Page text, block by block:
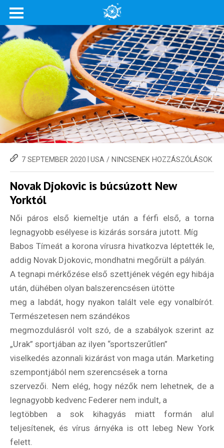
7 SEPTEMBER 2020 USA / NINCSENEK HOZZÁSZÓLÁSOK
Novak Djokovic is búcsúzott New
Yorktól
Női páros első kiemeltje után a férfi első, a torna
legnagyobb esélyese is kizárás sorsára jutott. Míg
Babos Tímeát a korona vírusra hivatkozva léptették le,
addig Novak Djokovic, mondhatni megőrült a pályán.
A tegnapi mérkőzése első szettjének végén egy hibája
után, dühében olyan balszerencsésen ütötte
meg a labdát, hogy nyakon talált vele egy vonalbírót.
Természetesen nem szándékos
megmozdulásról volt szó, de a szabályok szerint az
„Urak” sportjában az ilyen “sportszerűtlen”
viselkedés azonnali kizárást von maga után. Marketing
szempontjából nem szerencsések a torna
szervezői. Nem elég, hogy nézők nem lehetnek, de a
legnagyobb kedvenc Federer nem indult, a
legtöbben a sok kihagyás miatt formán alul
teljesítenek, és vírus árnyéka is ott lebeg New York
felett.